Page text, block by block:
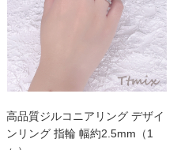
高品質ジルコニアリング デザイ
ンリング 指輪 幅約2.5mm（1